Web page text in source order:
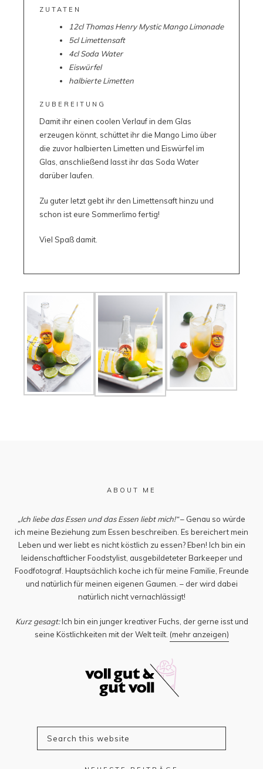
ZUTATEN
12clThomas Henry Mystic Mango Limonade
5cl Limettensaft
4cl Soda Water
Eiswürfel
halbierte Limetten
ZUBEREITUNG
Damit ihr einen coolen Verlauf in dem Glas
erzeugen könnt, schüttet ihr die Mango Limo über
die zuvor halbierten Limetten und Eiswürfel im
Glas, anschließend lasst ihr das Soda Water
darüber laufen.
Zu guter letzt gebt ihr den Limettensaft hinzu und
schon ist eure Sommerlimo fertig!
Viel Spaß damit.
ABOUT ME
„Ich liebe das Essen und das Essen liebt mich!“– Genau so würde
ich meine Beziehung zum Essen beschreiben. Es bereichert mein
Leben und wer liebt es nicht köstlich zu essen? Eben! Ich bin ein
leidenschaftlicher Foodstylist, ausgebildeteter Barkeeper und
Foodfotograf. Hauptsächlich koche ich für meine Familie, Freunde
und natürlich für meinen eigenen Gaumen. – der wird dabei
natürlich nicht vernachlässigt!
Kurz gesagt:Ich bin ein junger kreativer Fuchs, der gerne isst und
seine Köstlichkeiten mit der Welt teilt. (mehr anzeigen)